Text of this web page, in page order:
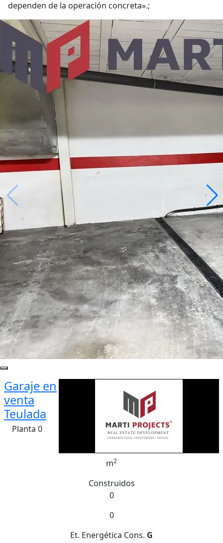
dependen de la operación concreta».;
Garaje en
venta
Teulada
Planta 0
m2
Construidos
0
0
Et. Energética Cons. G